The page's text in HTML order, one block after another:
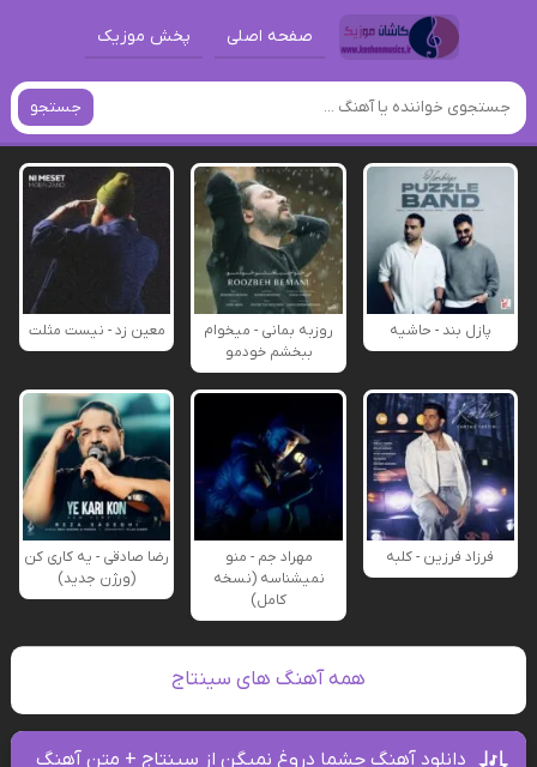
صفحه اصلی پخش موزیک
جستجو
پازل بند - حاشیه
روزبه بمانی - میخوام
ببخشم خودمو
معین زد - نیست مثلت
فرزاد فرزین - کلبه
مهراد جم - منو
نمیشناسه (نسخه
کامل)
رضا صادقی - یه کاری کن
(ورژن جدید)
همه آهنگ های سینتاج
دانلود آهنگ چشما دروغ نمیگن از سینتاج + متن آهنگ